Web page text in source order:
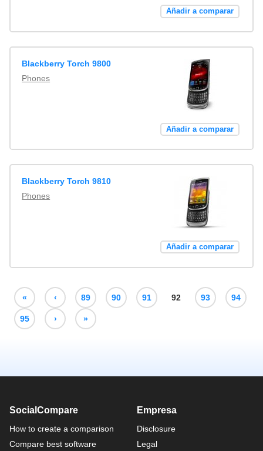
Añadir a comparar
Blackberry Torch 9800
Phones
Añadir a comparar
Blackberry Torch 9810
Phones
Añadir a comparar
« ‹ 89 90 91 92 93 94
95 › »
SocialCompare
How to create a comparison
Compare best software
Empresa
Disclosure
Legal